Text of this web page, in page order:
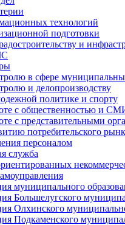
технологий
подготовки
и
в сфере
и делопроизводству
политике и спорту
с общественностью и
с представительными
потребительского
персоналом
служба
муниципального
Большелугского
Олхинского
Подкаменского